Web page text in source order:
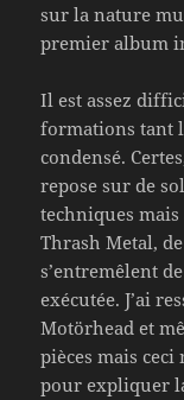
sur la nature
premier album
Il est assez
formations tant
condensé.
repose sur de
techniques
Thrash Metal,
s’entremêlent
exécutée. J’ai
Motörhead et
pièces mais
pour expliquer